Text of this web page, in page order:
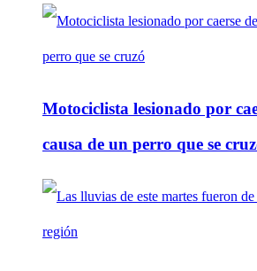
Motociclista lesionado por
causa de un perro que se